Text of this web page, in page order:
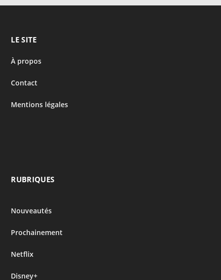
LE SITE
À propos
Contact
Mentions légales
RUBRIQUES
Nouveautés
Prochainement
Netflix
Disney+